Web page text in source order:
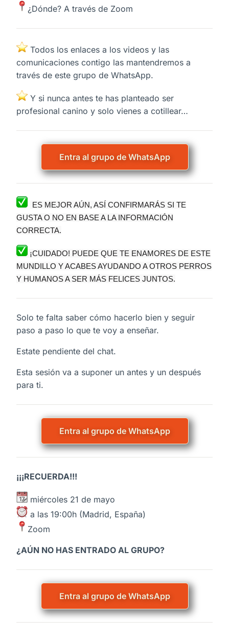
¿Dónde? A través de Zoom
Todos los enlaces a los videos y las
comunicaciones contigo las mantendremos a
través de este grupo de WhatsApp.
Y si nunca antes te has planteado ser
profesional canino y solo vienes a cotillear…
Entra al grupo de WhatsApp
ES MEJOR AÚN, ASÍ CONFIRMARÁS SI TE
GUSTA O NO EN BASE A LA INFORMACIÓN
CORRECTA.
¡CUIDADO! PUEDE QUE TE ENAMORES DE ESTE
MUNDILLO Y ACABES AYUDANDO A OTROS PERROS
Y HUMANOS A SER MÁS FELICES JUNTOS.
Solo te falta saber cómo hacerlo bien y seguir
paso a paso lo que te voy a enseñar.
Estate pendiente del chat.
Esta sesión va a suponer un antes y un después
para ti.
Entra al grupo de WhatsApp
¡¡¡RECUERDA!!!
miércoles 21 de mayo
a las 19:00h (Madrid, España)
Zoom
¿AÚN NO HAS ENTRADO AL GRUPO?
Entra al grupo de WhatsApp